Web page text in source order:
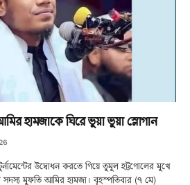
হামজাকে ঘিরে ভুয়া ভুয়া স্লোগান
উদ্বোধন করতে গিয়ে তুমুল হট্টগোলের মুখে
মুফতি আমির হামজা। বৃহস্পতিবার (৭ মে)